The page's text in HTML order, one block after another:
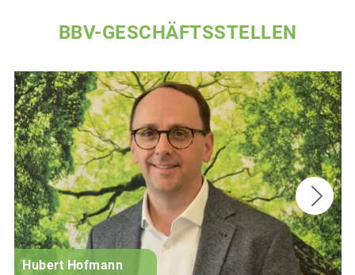
BBV-GESCHÄFTSSTELLEN
Hubert Hofmann